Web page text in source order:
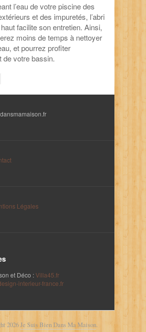
l’eau de votre piscine des
et des impuretés, l’abri
facilite son entretien. Ainsi,
moins de temps à nettoyer
et pourrez profiter
de votre bassin.
Légales
et Déco :Villa45.fr
interieur-france.fr
2026Je Suis Bien Dans Ma Maison.